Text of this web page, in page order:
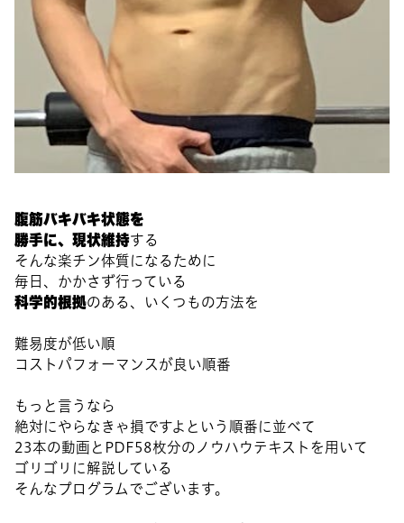
腹筋バキバキ状態を
勝手に、現状維持する
そんな楽チン体質になるために
毎日、かかさず行っている
科学的根拠のある、いくつもの方法を
難易度が低い順
コストパフォーマンスが良い順番
もっと言うなら
絶対にやらなきゃ損ですよという順番に並べて
23本の動画とPDF58枚分のノウハウテキストを用いて
ゴリゴリに解説している
そんなプログラムでございます。